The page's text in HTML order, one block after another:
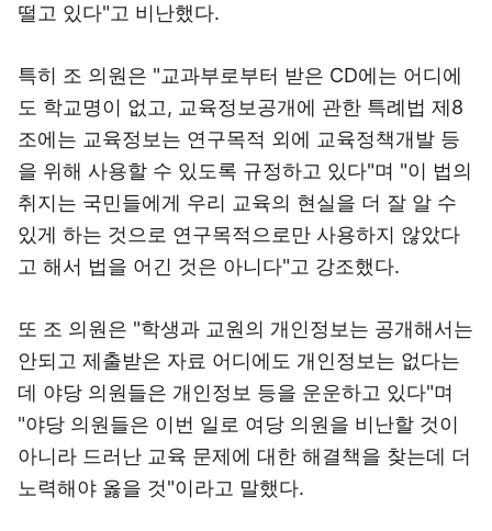
떨고 있다"고 비난했다.
특히 조 의원은 "교과부로부터 받은 CD에는 어디에
도 학교명이 없고, 교육정보공개에 관한 특례법 제8
조에는 교육정보는 연구목적 외에 교육정책개발 등
을 위해 사용할 수 있도록 규정하고 있다"며 "이 법의
취지는 국민들에게 우리 교육의 현실을 더 잘 알 수
있게 하는 것으로 연구목적으로만 사용하지 않았다
고 해서 법을 어긴 것은 아니다"고 강조했다.
또 조 의원은 "학생과 교원의 개인정보는 공개해서는
안되고 제출받은 자료 어디에도 개인정보는 없다는
데 야당 의원들은 개인정보 등을 운운하고 있다"며
"야당 의원들은 이번 일로 여당 의원을 비난할 것이
아니라 드러난 교육 문제에 대한 해결책을 찾는데 더
노력해야 옳을 것"이라고 말했다.